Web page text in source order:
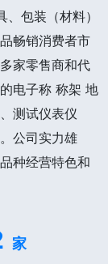
包装（材料）
畅销消费者市
家零售商和代
电子称 称架 地
测试仪表仪
公司实力雄
种经营特色和
家